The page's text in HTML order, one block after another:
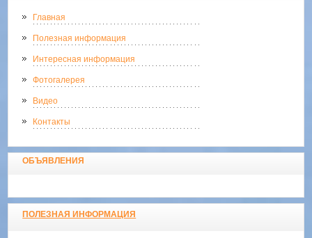
Главная
Полезная информация
Интересная информация
Фотогалерея
Видео
Контакты
ОБЪЯВЛЕНИЯ
ПОЛЕЗНАЯ ИНФОРМАЦИЯ